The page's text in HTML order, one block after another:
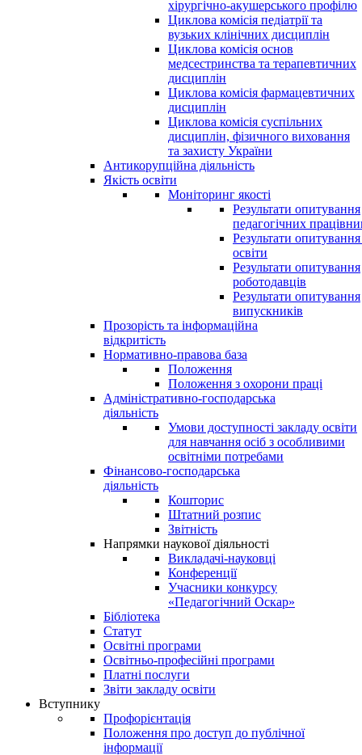
хірургічно-акушерського профілю
Циклова комісія педіатрії та
вузьких клінічних дисциплін
Циклова комісія основ
медсестринства та терапевтичних
дисциплін
Циклова комісія фармацевтичних
дисциплін
Циклова комісія суспільних
дисциплін, фізичного виховання
та захисту України
Антикорупційна діяльність
Якість освіти
Моніторинг якості
Результати опитування
педагогічних
Результати опитування
освіти
Результати опитування
роботодавців
Результати опитування
випускників
Прозорість та інформаційна
відкритість
Нормативно-правова база
Положення
Положення з охорони праці
Адміністративно-господарська
діяльність
Умови доступності закладу освіти
для навчання осіб з особливими
освітніми потребами
Фінансово-господарська
діяльність
Кошторис
Штатний розпис
Звітність
Напрямки наукової діяльності
Викладачі-науковці
Конференції
Учасники конкурсу
«Педагогічний Оскар»
Бібліотека
Статут
Освітні програми
Освітньо-професійні програми
Платні послуги
Звіти закладу освіти
Вступнику
Профорієнтація
Положення про доступ до публічної
інформації